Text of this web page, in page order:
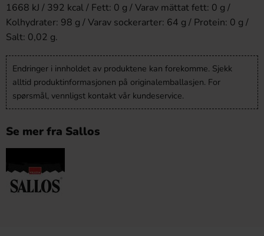
1668 kJ / 392 kcal / Fett: 0 g / Varav mättat fett: 0 g /
Kolhydrater: 98 g / Varav sockerarter: 64 g / Protein: 0 g /
Salt: 0,02 g.
Endringer i innholdet av produktene kan forekomme. Sjekk
alltid produktinformasjonen på originalemballasjen. For
spørsmål, vennligst kontakt vår kundeservice.
Se mer fra Sallos